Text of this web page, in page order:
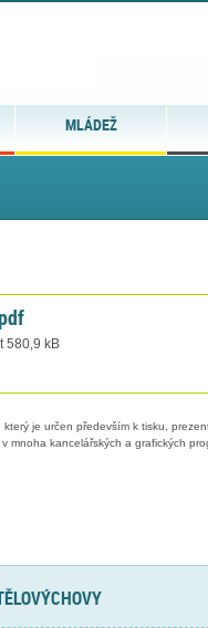
MLÁDEŽ
580,9 kB
je určen především k tisku,
mnoha kancelářských a grafických